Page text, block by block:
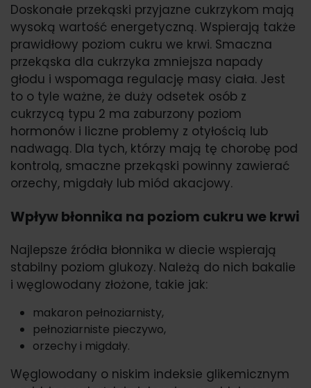
Doskonałe przekąski przyjazne cukrzykom mają
wysoką wartość energetyczną. Wspierają także
prawidłowy poziom cukru we krwi. Smaczna
przekąska dla cukrzyka zmniejsza napady
głodu i wspomaga regulację masy ciała. Jest
to o tyle ważne, że duży odsetek osób z
cukrzycą typu 2 ma zaburzony poziom
hormonów i liczne problemy z otyłością lub
nadwagą. Dla tych, którzy mają tę chorobę pod
kontrolą, smaczne przekąski powinny zawierać
orzechy, migdały lub miód akacjowy.
Wpływ błonnika na poziom cukru we krwi
Najlepsze źródła błonnika w diecie wspierają
stabilny poziom glukozy. Należą do nich bakalie
i węglowodany złożone, takie jak:
makaron pełnoziarnisty,
pełnoziarniste pieczywo,
orzechy i migdały.
Węglowodany o niskim indeksie glikemicznym